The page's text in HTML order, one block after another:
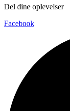
Del dine oplevelser
Facebook